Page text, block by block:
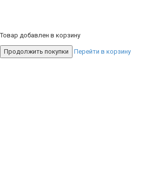
Товар добавлен в корзину
Продолжить покупки Перейти в корзину